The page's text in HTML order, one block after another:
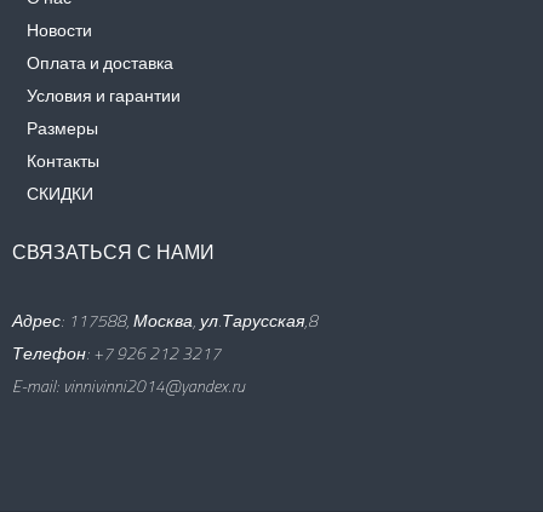
Новости
Оплата и доставка
Условия и гарантии
Размеры
Контакты
СКИДКИ
СВЯЗАТЬСЯ С НАМИ
Адрес: 117588, Москва, ул.Тарусская,8
Телефон: +7 926 212 3217
E-mail: vinnivinni2014@yandex.ru